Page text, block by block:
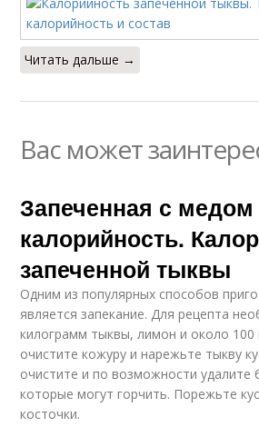
Читать дальше →
Вас может
Запеченная с
калорийность.
запеченной тыквы
Одним из популярных способов
является запекание. Для рецепта
килограмм тыквы, лимон и около 100
очистите кожуру и нарежьте тыкву
очистите и по возможности удалите
которые могут горчить. Порежьте
косточки.